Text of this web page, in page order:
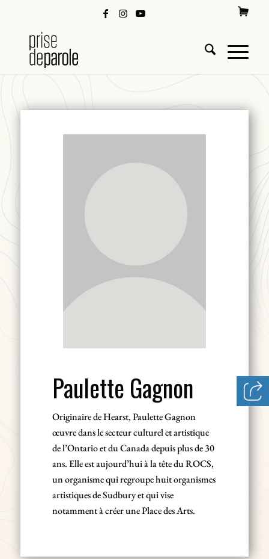
Paulette Gagnon
Originaire de Hearst, Paulette Gagnon
œuvre dans le secteur culturel et artistique
de l’Ontario et du Canada depuis plus de 30
ans. Elle est aujourd’hui à la tête du ROCS,
un organisme qui regroupe huit organismes
artistiques de Sudbury et qui vise
notamment à créer une Place des Arts.